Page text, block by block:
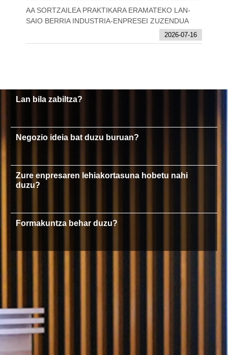
AA SORTZAILEA PRAKTIKARA ERAMATEKO LAN-
SAIO BERRIA INDUSTRIA-ENPRESEI ZUZENDUA
2026-07-16
Lan bila zabiltza?
Negozio ideia bat duzu buruan?
Zure enpresaren lehiakortasuna hobetu nahi
duzu?
Formakuntza behar duzu?